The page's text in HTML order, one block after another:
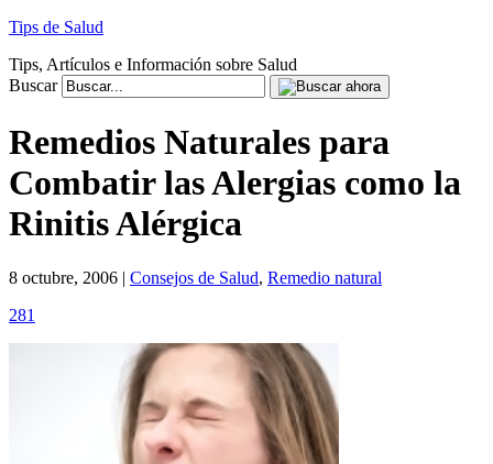
Tips de Salud
Tips, Artículos e Información sobre Salud
Buscar
Remedios Naturales para
Combatir las Alergias como la
Rinitis Alérgica
8 octubre, 2006 | Consejos de Salud, Remedio natural
281